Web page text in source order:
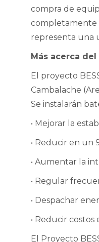
compra de
completamente
representa una
Más acerca
El proyecto
Cambalache
Se instalarán
• Mejorar la
• Reducir en un
• Aumentar la
• Regular
• Despachar
• Reducir
El Proyecto